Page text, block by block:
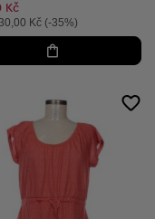
Kč
cena:
Kč (-35%)